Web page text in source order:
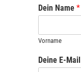
Dein Name *
Vorname
Deine E-Mail